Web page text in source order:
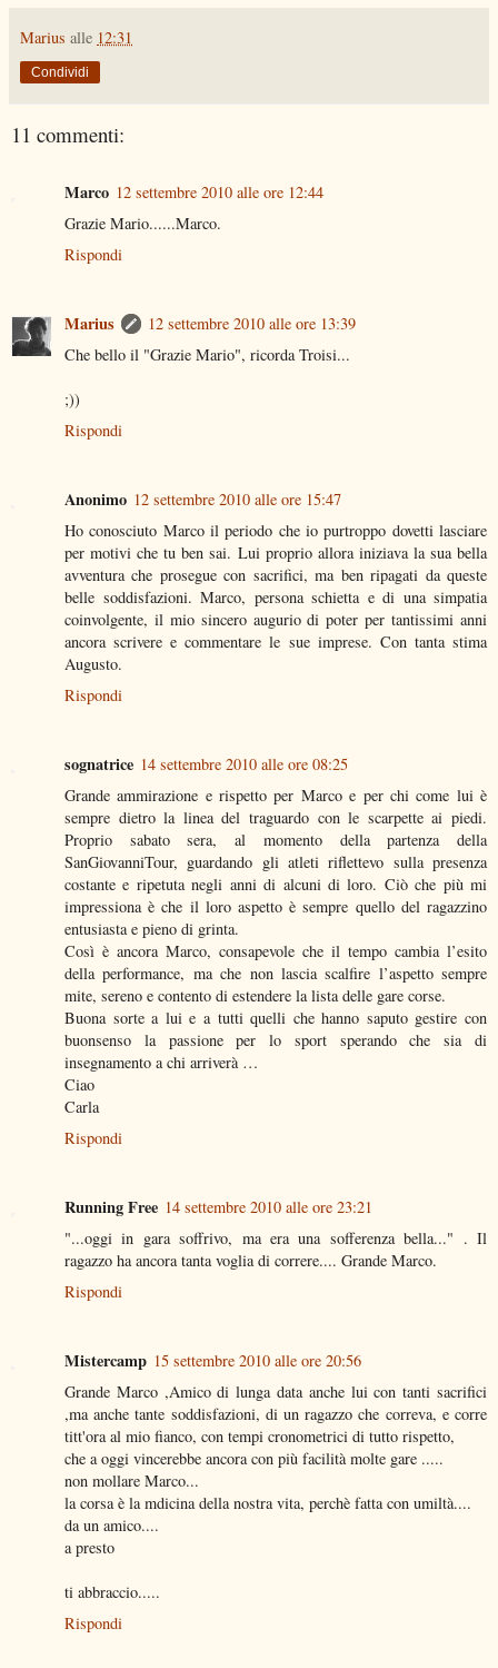
Marius alle 12:31
Condividi
11 commenti:
Marco 12 settembre 2010 alle ore 12:44
Grazie Mario......Marco.
Rispondi
Marius
12 settembre 2010 alle ore 13:39
Che bello il "Grazie Mario", ricorda Troisi...
;))
Rispondi
Anonimo 12 settembre 2010 alle ore 15:47
Ho conosciuto Marco il periodo che io purtroppo dovetti lasciare
per motivi che tu ben sai. Lui proprio allora iniziava la sua bella
avventura che prosegue con sacrifici, ma ben ripagati da queste
belle soddisfazioni. Marco, persona schietta e di una simpatia
coinvolgente, il mio sincero augurio di poter per tantissimi anni
ancora scrivere e commentare le sue imprese. Con tanta stima
Augusto.
Rispondi
sognatrice 14 settembre 2010 alle ore 08:25
Grande ammirazione e rispetto per Marco e per chi come lui è
sempre dietro la linea del traguardo con le scarpette ai piedi.
Proprio sabato sera, al momento della partenza della
SanGiovanniTour, guardando gli atleti riflettevo sulla presenza
costante e ripetuta negli anni di alcuni di loro. Ciò che più mi
impressiona è che il loro aspetto è sempre quello del ragazzino
entusiasta e pieno di grinta.
Così è ancora Marco, consapevole che il tempo cambia l’esito
della performance, ma che non lascia scalfire l’aspetto sempre
mite, sereno e contento di estendere la lista delle gare corse.
Buona sorte a lui e a tutti quelli che hanno saputo gestire con
buonsenso la passione per lo sport sperando che sia di
insegnamento a chi arriverà …
Ciao
Carla
Rispondi
Running Free 14 settembre 2010 alle ore 23:21
"...oggi in gara soffrivo, ma era una sofferenza bella..." . Il
ragazzo ha ancora tanta voglia di correre.... Grande Marco.
Rispondi
Mistercamp 15 settembre 2010 alle ore 20:56
Grande Marco ,Amico di lunga data anche lui con tanti sacrifici
,ma anche tante soddisfazioni, di un ragazzo che correva, e corre
titt'ora al mio fianco, con tempi cronometrici di tutto rispetto,
che a oggi vincerebbe ancora con più facilità molte gare .....
non mollare Marco...
la corsa è la mdicina della nostra vita, perchè fatta con umiltà....
da un amico....
a presto
ti abbraccio.....
Rispondi